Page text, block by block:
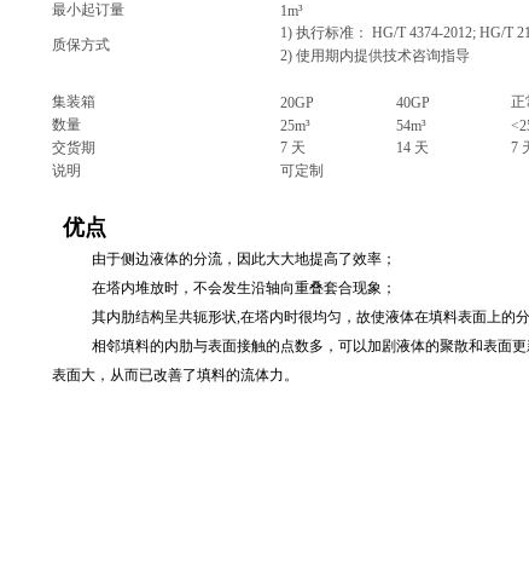
最小起订量
1m³
质保方式
1) 执行标准： HG/T 4374-2012; HG/T
2) 使用期内提供技术咨询指导
集装箱 20GP 40GP 正
数量
25m³ 54m³
交货期
7 天 14 天 7
说明
可定制
优点
由于侧边液体的分流，因此大大地提高了效率；
在塔内堆放时，不会发生沿轴向重叠套合现象；
其内肋结构呈共轭形状,在塔内时很均匀，故使液体在填料表面上的
相邻填料的内肋与表面接触的点数多，可以加剧液体的聚散和表面
表面大，从而已改善了填料的流体力。